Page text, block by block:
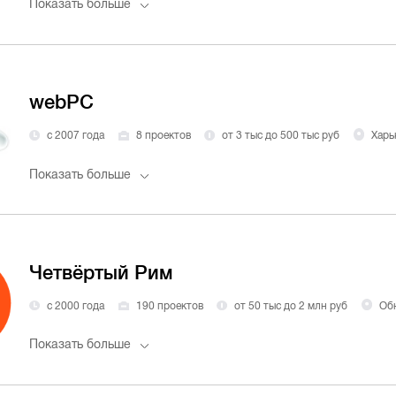
Показать больше
webPC
с 2007 года 8 проектов от 3 тыс до 500 тыс руб
Показать больше
Четвёртый Рим
с 2000 года 190 проектов от 50 тыс до 2 млн руб
Показать больше